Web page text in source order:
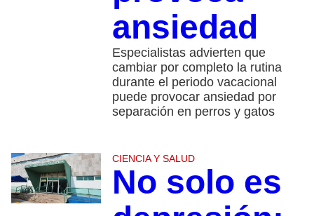
ansiedad
Especialistas advierten que
cambiar por completo la rutina
durante el periodo vacacional
puede provocar ansiedad por
separación en perros y gatos
CIENCIA Y SALUD
No solo es